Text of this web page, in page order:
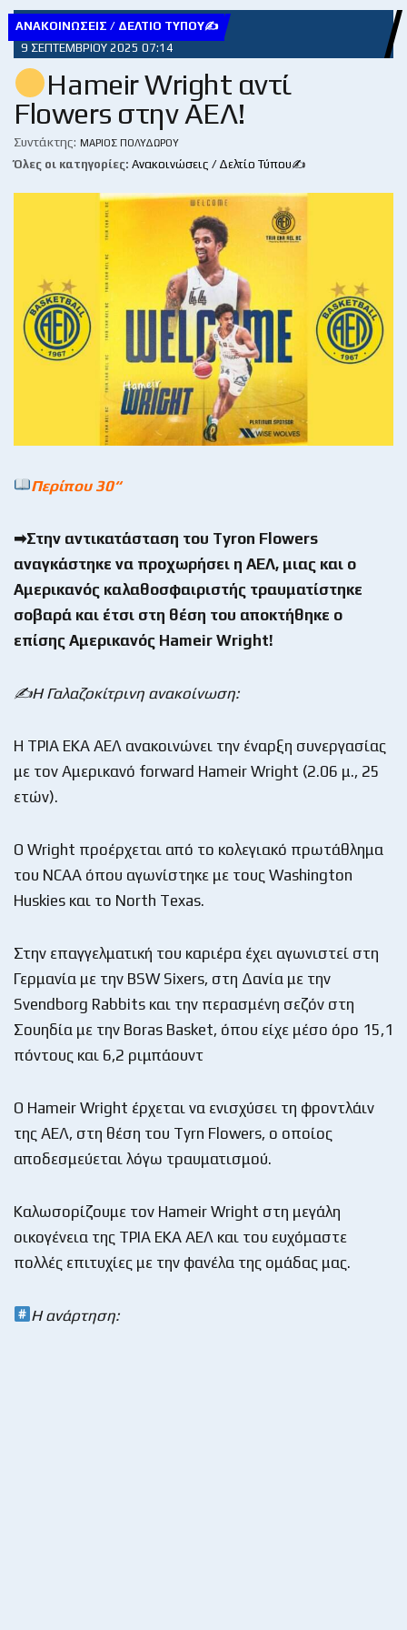
ΑΝΑΚΟΙΝΏΣΕΙΣ / ΔΕΛΤΊΟ ΤΎΠΟΥ✍
9 ΣΕΠΤΕΜΒΡΊΟΥ 2025 07:14
Hameir Wright αντί
Flowers στην ΑΕΛ!
Συντάκτης: ΜΆΡΙΟΣ ΠΟΛΥΔΏΡΟΥ
Όλες οι κατηγορίες: Ανακοινώσεις / Δελτίο Τύπου✍
Περίπου 30“
➡Στην αντικατάσταση του Tyron Flowers
αναγκάστηκε να προχωρήσει η ΑΕΛ, μιας και ο
Αμερικανός καλαθοσφαιριστής τραυματίστηκε
σοβαρά και έτσι στη θέση του αποκτήθηκε ο
επίσης Αμερικανός Hameir Wright!
✍Η Γαλαζοκίτρινη ανακοίνωση:
Η ΤΡΙΑ ΕΚΑ ΑΕΛ ανακοινώνει την έναρξη συνεργασίας
με τον Αμερικανό forward Hameir Wright (2.06 μ., 25
ετών).
Ο Wright προέρχεται από το κολεγιακό πρωτάθλημα
του NCAA όπου αγωνίστηκε με τους Washington
Huskies και το North Texas.
Στην επαγγελματική του καριέρα έχει αγωνιστεί στη
Γερμανία με την BSW Sixers, στη Δανία με την
Svendborg Rabbits και την περασμένη σεζόν στη
Σουηδία με την Boras Basket, όπου είχε μέσο όρο 15,1
πόντους και 6,2 ριμπάουντ
Ο Hameir Wright έρχεται να ενισχύσει τη φροντλάιν
της ΑΕΛ, στη θέση του Tyrn Flowers, ο οποίος
αποδεσμεύεται λόγω τραυματισμού.
Καλωσορίζουμε τον Hameir Wright στη μεγάλη
οικογένεια της ΤΡΙΑ ΕΚΑ ΑΕΛ και του ευχόμαστε
πολλές επιτυχίες με την φανέλα της ομάδας μας.
Η ανάρτηση: